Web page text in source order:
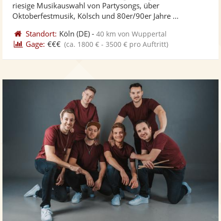
riesige Musikauswahl von Partysongs, über
Oktoberfestmusik, Kölsch und 80er/90er Jahre ...
Standort: Köln (DE) -40 km von Wuppertal
Gage: €€€ (ca. 1800 € - 3500 € pro Auftritt)